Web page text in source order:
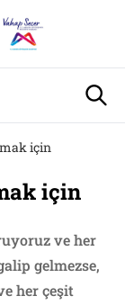
için
için
ve her
gelmezse,
her çeşit